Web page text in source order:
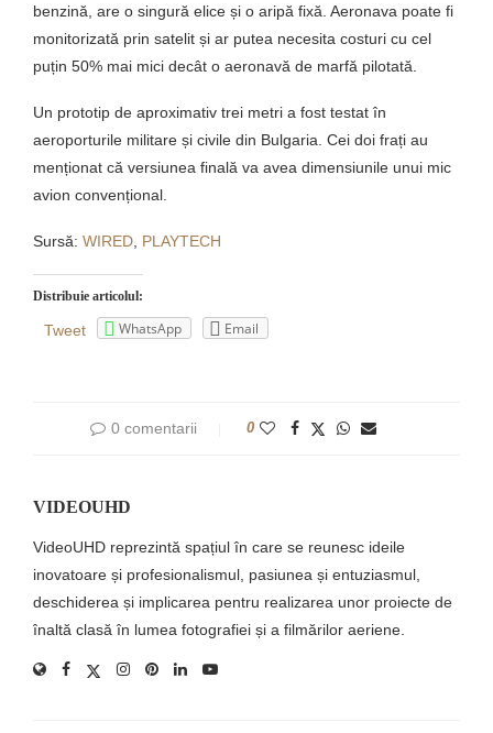
benzină, are o singură elice și o aripă fixă. Aeronava poate fi
monitorizată prin satelit și ar putea necesita costuri cu cel
puțin 50% mai mici decât o aeronavă de marfă pilotată.
Un prototip de aproximativ trei metri a fost testat în
aeroporturile militare și civile din Bulgaria. Cei doi frați au
menționat că versiunea finală va avea dimensiunile unui mic
avion convențional.
Sursă: WIRED PLAYTECH
Distribuie articolul:
Tweet WhatsApp Email
0 comentarii 0
VIDEOUHD
VideoUHD reprezintă spațiul în care se reunesc ideile
inovatoare și profesionalismul, pasiunea și entuziasmul,
deschiderea și implicarea pentru realizarea unor proiecte de
înaltă clasă în lumea fotografiei și a filmărilor aeriene.